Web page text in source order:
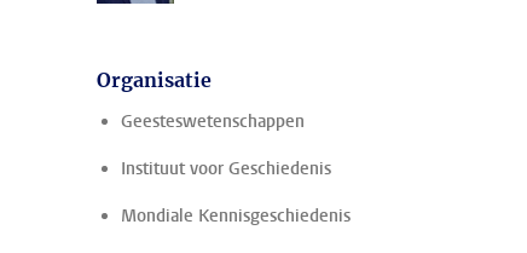
Organisatie
Geesteswetenschappen
Instituut voor Geschiedenis
Mondiale Kennisgeschiedenis